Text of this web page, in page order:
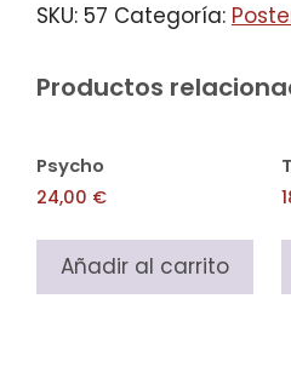
SKU: 57 Categoría:
Productos
Psycho
24,00 €
Añadir al carrito